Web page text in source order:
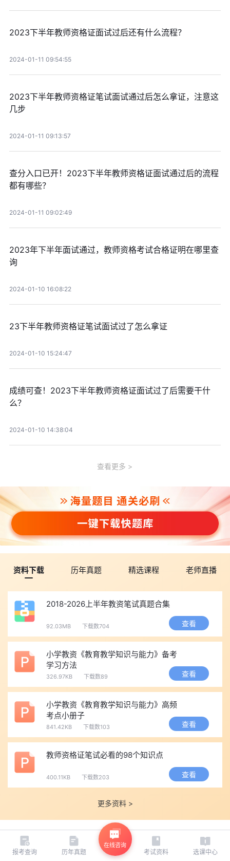
2023下半年教师资格证面试过后还有什么流程？
2024-01-11 09:54:55
2023下半年教师资格证笔试面试通过后怎么拿证，注意这
几步
2024-01-11 09:13:57
查分入口已开！2023下半年教师资格证面试通过后的流程
都有哪些？
2024-01-11 09:02:49
2023年下半年面试通过，教师资格考试合格证明在哪里查
询
2024-01-10 16:08:22
23下半年教师资格证笔试面试过了怎么拿证
2024-01-10 15:24:47
成绩可查！2023下半年教师资格证面试过了后需要干什
么？
2024-01-10 14:38:04
查看更多
资料下载 历年真题 精选课程 老师直播
2018-2026上半年教资笔试真题合集
92.03MB 下载数704 查看
小学教资《教育教学知识与能力》备考
学习方法
326.97KB 下载数89 查看
小学教资《教育教学知识与能力》高频
考点小册子
841.42KB 下载数103 查看
教师资格证笔试必看的98个知识点
400.11KB 下载数203 查看
更多资料 >
相关推荐 热门推荐
报考查询 历年真题
在线咨询
考试资料 选课中心